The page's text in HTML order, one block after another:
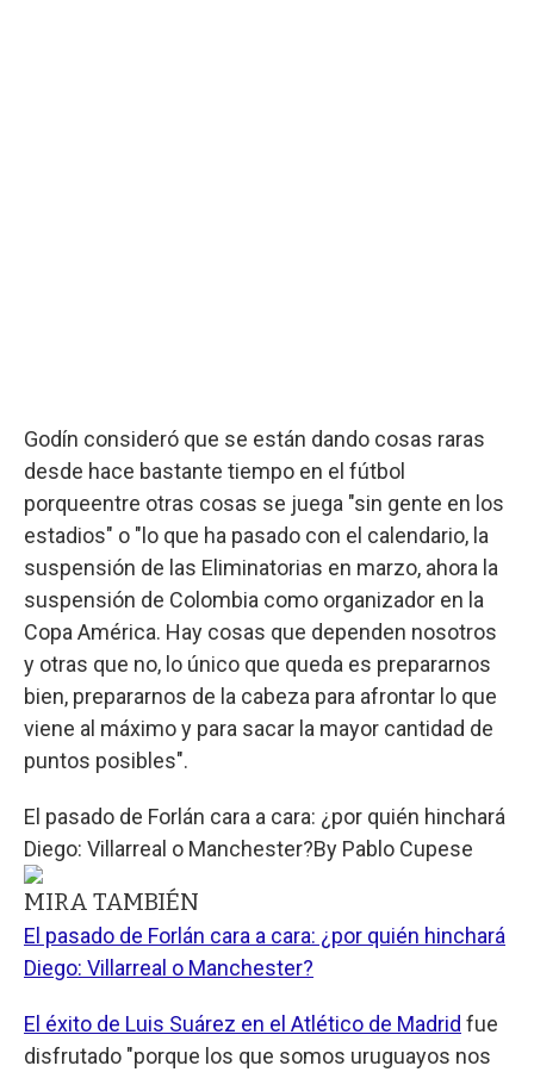
Godín consideró que se están dando cosas raras
desde hace bastante tiempo en el fútbol
porqueentre otras cosas se juega "sin gente en los
estadios" o "lo que ha pasado con el calendario, la
suspensión de las Eliminatorias en marzo, ahora la
suspensión de Colombia como organizador en la
Copa América. Hay cosas que dependen nosotros
y otras que no, lo único que queda es prepararnos
bien, prepararnos de la cabeza para afrontar lo que
viene al máximo y para sacar la mayor cantidad de
puntos posibles".
El pasado de Forlán cara a cara: ¿por quién hinchará
Diego: Villarreal o Manchester?By Pablo Cupese
MIRA TAMBIÉN
El pasado de Forlán cara a cara: ¿por quién hinchará
Diego: Villarreal o Manchester?
El éxito de Luis Suárez en el Atlético de Madrid fue
disfrutado "porque los que somos uruguayos nos